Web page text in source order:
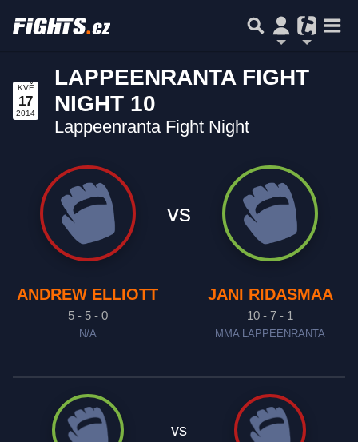
KVĚ
17
2014
LAPPEENRANTA FIGHT
NIGHT 10
Lappeenranta Fight Night
ANDREW ELLIOTT
5 - 5 - 0
N/A
vs
JANI RIDASMAA
10 - 7 - 1
MMA LAPPEENRANTA
vs